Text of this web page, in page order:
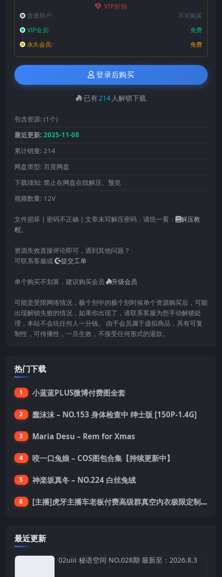
VIP折扣
普通用户:
不可购买
VIP会员:
免费
永久会员:
免费
登录后购买
已有214 人解锁下载
包含资源: (1个)
最近更新: 2025-11-08
累计销量: 214
网盘类型: 百度网盘
下载须知: 禁止在网盘在线解压、预览
视频数量: 12V
文件损坏 | 密码不正确 | 文章未写解压密码，请统一看：
解压教
程。
资源失效直接评论即可，遇到其他问题？
可联系客服或
提交工单
单个购买不划算，建议购买会员 升级会员
可能是受限网络情况，极个别中的极个别时候单个资源购买后，可能
出现解锁失败的情况，如果你出现了，请联系客服为您手动解锁处
理，本站不会坑任何人一分钱。 由于会员属于虚拟商品，具有可复
制性，可传播性，一旦生效，不接受任何形式的退款。
热门下载
1 小蓝蓝PLUS微博付费图全套
2 蠢沫沫 – NO.153 身体检查中 绅士版 [150P-1.4G]
3 Maria Desu – Rem for Xmas
4 咬一口兔娘 – COS图包合集【持续更新中】
5 神楽坂真冬 – NO.224 白丝兔绒
6 [主播]虎牙主播车老板付费高级群真空内衣极限定制8分19
最近更新
02uiii 秘语空间 NO.028期 最新至：2026.8.3